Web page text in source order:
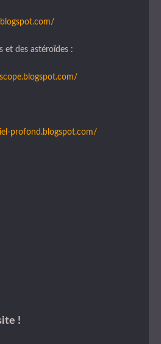
et des astéroïdes :
profond.blogspot.com/
!